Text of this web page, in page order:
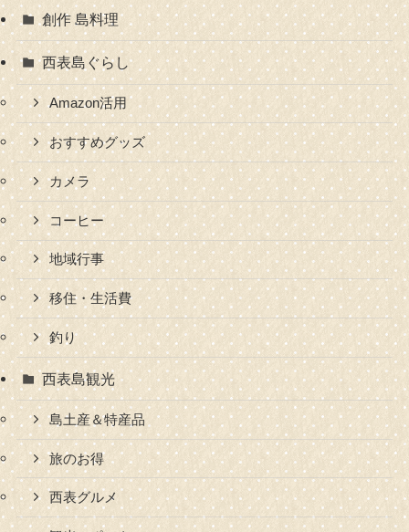
創作 島料理
西表島ぐらし
Amazon活用
おすすめグッズ
カメラ
コーヒー
地域行事
移住・生活費
釣り
西表島観光
島土産＆特産品
旅のお得
西表グルメ